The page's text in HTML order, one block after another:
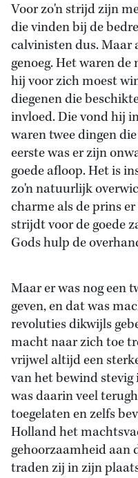
Voor zo'n strijd zijn
die vinden bij de
calvinisten dus. Maar
genoeg. Het waren
hij voor zich moest
diegenen die
invloed. Die vond hij
waren twee dingen
eerste was er zijn
goede afloop. Het is
zo'n natuurlijk
charme als de prins
strijdt voor de goede
Gods hulp de
Maar er was nog een
geven, en dat was
revoluties dikwijls
macht naar zich toe
vrijwel altijd een
van het bewind
was daarin veel
toegelaten en zelfs
Holland het
gehoorzaamheid aan
traden zij in zijn